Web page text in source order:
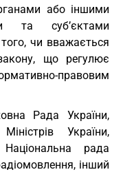
або іншими
та суб’єктами
чи вважається
що регулює
правовим
Рада України,
України,
рада
інший